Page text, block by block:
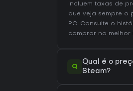
incluem taxas de
que veja sempre o
PC. Consulte o
comprar no melhor
Q
Qual é o
Steam?